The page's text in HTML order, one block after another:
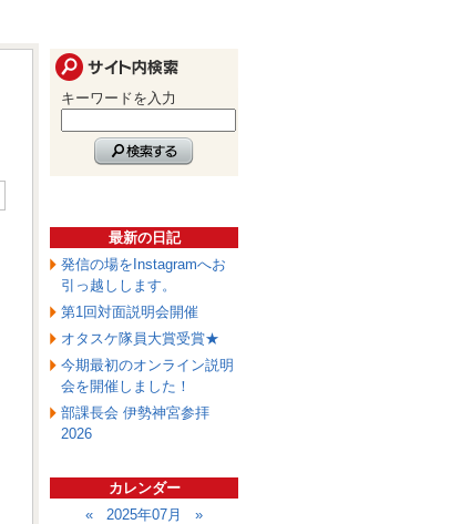
キーワードを入力
最新の日記
発信の場をInstagramへお
引っ越しします。
第1回対面説明会開催
オタスケ隊員大賞受賞★
今期最初のオンライン説明
会を開催しました！
部課長会 伊勢神宮参拝
2026
カレンダー
«
2025年07月
»